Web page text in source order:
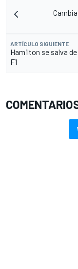
ARTÍCULO SIGUIENTE
Hamilton se salva
F1